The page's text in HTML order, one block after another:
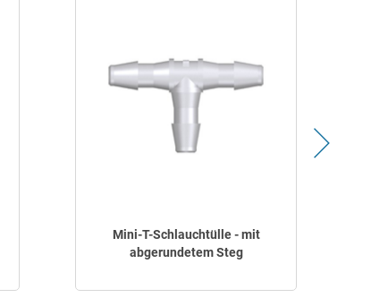
Mini-T-Schlauchtülle - mit
abgerundetem Steg